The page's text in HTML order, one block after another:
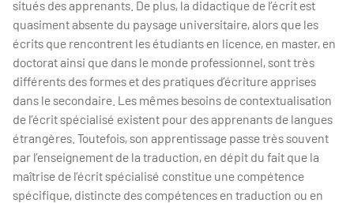
situés des apprenants. De plus, la didactique de l’écrit est
quasiment absente du paysage universitaire, alors que les
écrits que rencontrent les étudiants en licence, en master, en
doctorat ainsi que dans le monde professionnel, sont très
différents des formes et des pratiques d’écriture apprises
dans le secondaire. Les mêmes besoins de contextualisation
de l’écrit spécialisé existent pour des apprenants de langues
étrangères. Toutefois, son apprentissage passe très souvent
par l’enseignement de la traduction, en dépit du fait que la
maîtrise de l’écrit spécialisé constitue une compétence
spécifique, distincte des compétences en traduction ou en